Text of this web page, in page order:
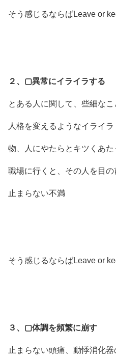
そう感じるならばLeave or
２、▢異常にイライラする
とある人に関して、些細な
人格を変えるようなイライラ
物、人にやたらとキツくあた
職場に行くと、その人を目
止まらない不満
そう感じるならばLeave or
３、▢体調を頻繁に崩す
止まらない頭痛、動悸消化